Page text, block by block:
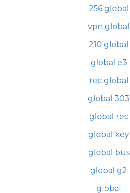
256 global
vpn global
210 global
global e3
rec global
global 303
global rec
global key
global bus
global g2
global